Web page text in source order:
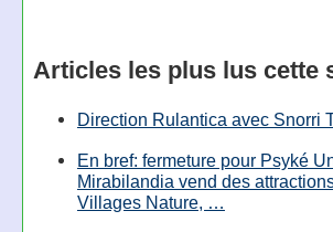
Articles les plus lus cette
Direction Rulantica avec Snorri
En bref: fermeture pour Psyké
Mirabilandia vend des
Villages Nature, …